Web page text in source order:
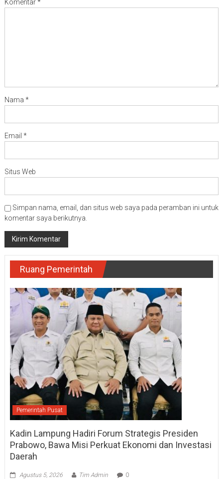
Komentar*
Nama *
Email *
Situs Web
Simpan nama, email, dan situs web saya pada peramban ini untuk
komentar saya berikutnya.
Ruang Pemerintah
Pemerintah Pusat
Kadin Lampung Hadiri Forum Strategis Presiden
Prabowo, Bawa Misi Perkuat Ekonomi dan Investasi
Daerah
Agustus 5, 2026 Tim Admin 0